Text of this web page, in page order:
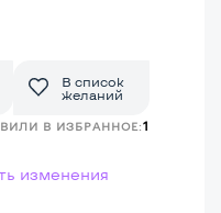
В список
желаний
В ИЗБРАННОЕ:1
изменения